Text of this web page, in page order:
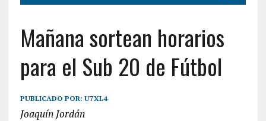
Mañana sortean horarios
para el Sub 20 de Fútbol
PUBLICADO POR: U7XL4
Joaquín Jordán